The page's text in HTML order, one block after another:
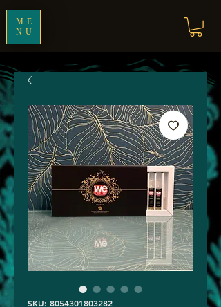
ME
NU
SKU: 8054301803282